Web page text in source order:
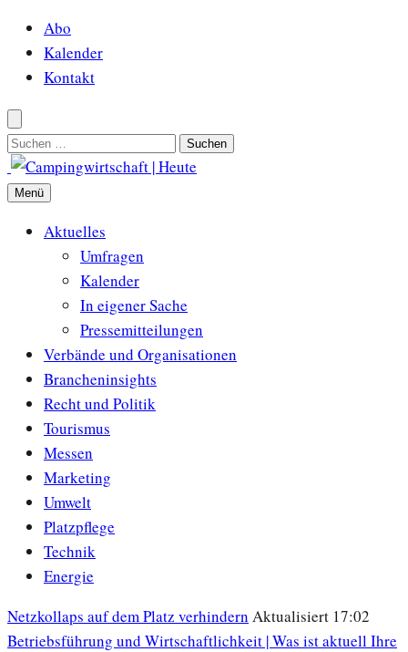
Zum
Inhalt
springen
Abo
Kalender
Kontakt
Suchen
nach:
Menü
Aktuelles
Umfragen
Kalender
In eigener Sache
Pressemitteilungen
Verbände und Organisationen
Brancheninsights
Recht und Politik
Tourismus
Messen
Marketing
Umwelt
Platzpflege
Technik
Energie
Netzkollaps auf dem Platz verhindern Aktualisiert 17:02
Betriebsführung und Wirtschaftlichkeit | Was ist aktuell Ihre